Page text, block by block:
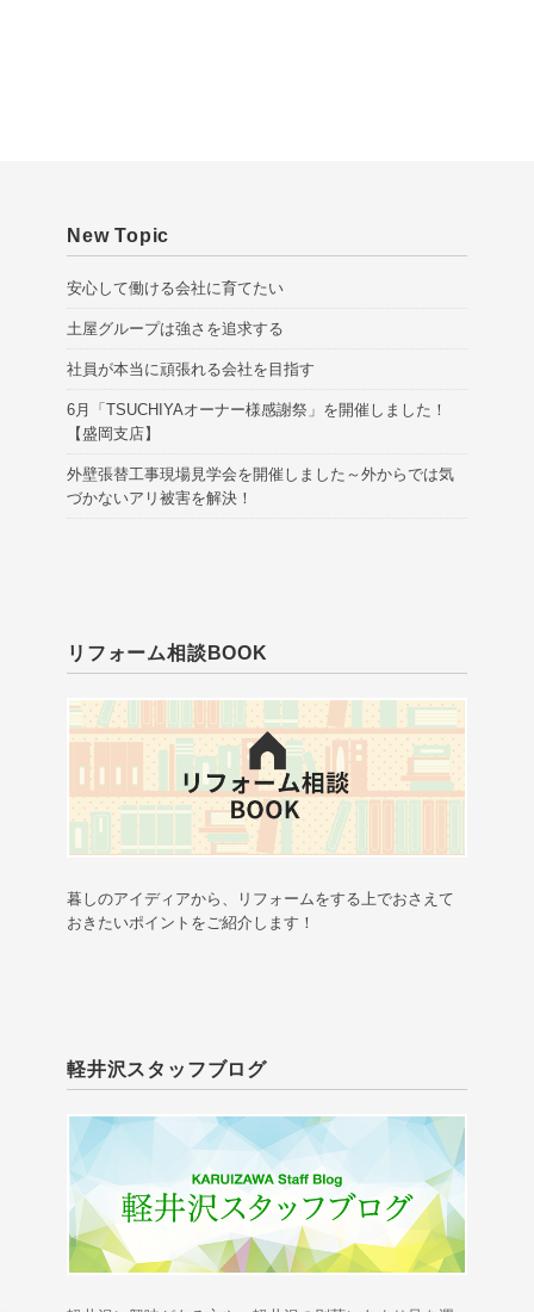
New Topic
安心して働ける会社に育てたい
土屋グループは強さを追求する
社員が本当に頑張れる会社を目指す
6月「TSUCHIYAオーナー様感謝祭」を開催しました！
【盛岡支店】
外壁張替工事現場見学会を開催しました～外からでは気
づかないアリ被害を解決！
リフォーム相談BOOK
暮しのアイディアから、リフォームをする上でおさえて
おきたいポイントをご紹介します！
軽井沢スタッフブログ